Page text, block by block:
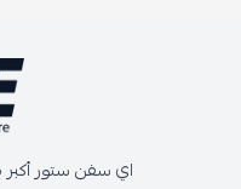
اي سفن ستور